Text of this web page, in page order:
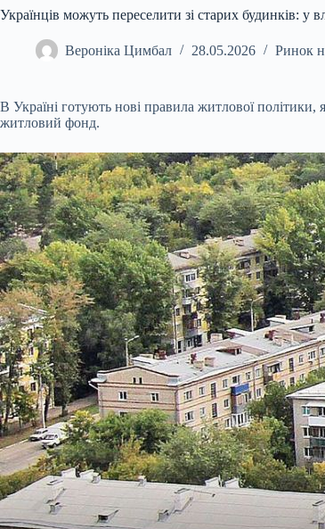
Українців можуть переселити зі старих будинків: у
Вероніка Цимбал 28.05.2026 Ринок
В Україні готують нові правила житлової
житловий фонд.